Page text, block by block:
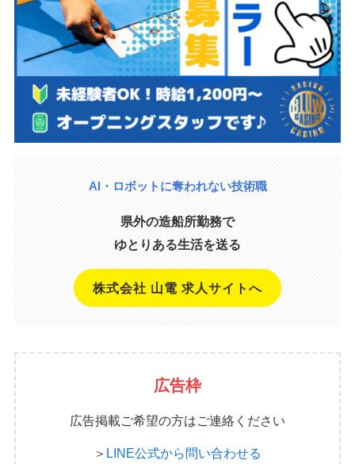
AI・ロボットに奪われない技術職
県外の造船所勤務で
ゆとりある生活を送る
株式会社 山電 求人サイトへ
広告枠
広告掲載ご希望の方はご連絡ください
＞ LINE公式から問い合わせる